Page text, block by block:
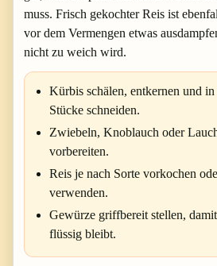
muss. Frisch gekochter Reis ist
vor dem Vermengen etwas
nicht zu weich wird.
Kürbis schälen, entkernen und
Stücke schneiden.
Zwiebeln, Knoblauch oder
vorbereiten.
Reis je nach Sorte vorkochen
verwenden.
Gewürze griffbereit stellen,
flüssig bleibt.